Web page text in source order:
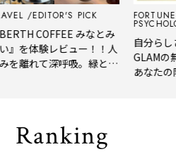
EDITOR'S PICK
COFFEE みなとみ
験レビュー！！人
て深呼吸。緑と
FORTUNE
PSYCHOLOGY
自分らしさを
GLAMの無料
あなたの隠れ
Ranking